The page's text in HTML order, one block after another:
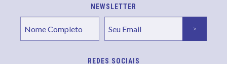
NEWSLETTER
REDES SOCIAIS